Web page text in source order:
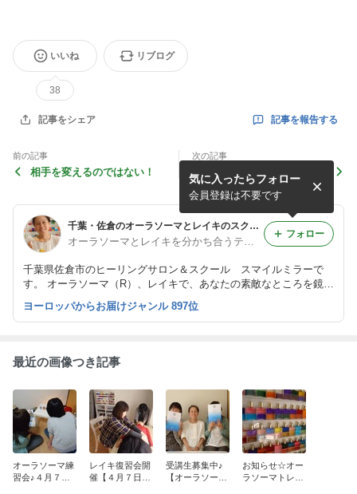
いいね
38
リブログ
記事をシェア 記事を報告する
前の記事
相手を変えるのではない！
次の記事
私の頭の中はすでに春みたい
（笑）
千葉・佐倉のオーラソーマとレイキのスクール☆スマイルミラー
千葉県佐倉市のヒーリングサロン＆スクール スマイルミラーで
す。 オーラソーマ（R）、レイキで、あなたの素敵なところを鏡の
ように映し出し、笑顔になれるスペースです♪
気に入ったらフォロー
会員登録は不要です
フォロー
ヨーロッパからお届けジャンル 897位
最近の画像つき記事
オーラソーマ練
習会♪４月７日
レイキ復習会開
催【４月７日、
受講生募集中♪
【オーラソーマ
お知らせ☆オー
ラソーマトレー